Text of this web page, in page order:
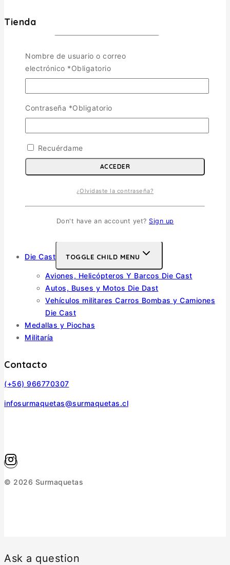
Tienda
Escala 1/72
Escala 1/144
Escala 1/32
Otras
Helicópteros
Vehiculos Militares
Escala 1/35
Soldados
Die Cast TOGGLE CHILD MENU
Aviones, Helicópteros Y Barcos Die Cast
Autos, Buses y Motos Die Dast
Vehículos militares Carros Bombas y Camiones
Die Cast
Medallas y Piochas
Militaría
Contacto
(+56) 966770307
infosurmaquetas@surmaquetas.cl
© 2026 Surmaquetas
Ask a question
Nombre de usuario o correo
electrónico *Obligatorio
Contraseña *Obligatorio
Recuérdame
ACCEDER
¿Olvidaste la contraseña?
Don't have an account yet? Sign up